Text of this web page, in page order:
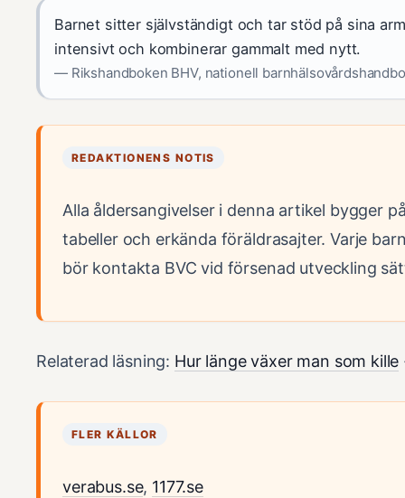
Barnet sitter självständigt och tar stöd på sina
intensivt och kombinerar gammalt med nytt.
— Rikshandboken BHV, nationell
REDAKTIONENS NOTIS
Alla åldersangivelser i denna artikel bygger
tabeller och erkända föräldrasajter. Varje
bör kontakta BVC vid försenad utveckling
Relaterad läsning: Hur länge växer man som kille
FLER KÄLLOR
verabus.se, 1177.se